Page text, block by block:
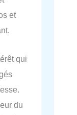
et
qui
du